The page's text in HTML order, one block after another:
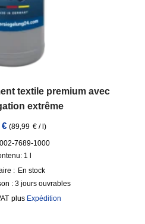
textile premium avec
extrême
€ (89,99 € /l)
7689-1000
1
: En stock
: 3 jours ouvrables
plus Expédition